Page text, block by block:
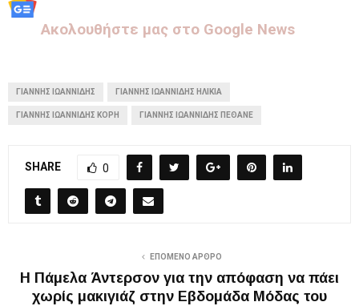
Aκολουθήστε μας στo Google News
ΓΙΆΝΝΗΣ ΙΩΑΝΝΊΔΗΣ ΓΙΆΝΝΗΣ ΙΩΑΝΝΊΔΗΣ ΗΛΙΚΊΑ
ΓΙΆΝΝΗΣ ΙΩΑΝΝΊΔΗΣ ΚΌΡΗ ΓΙΆΝΝΗΣ ΙΩΑΝΝΊΔΗΣ ΠΈΘΑΝΕ
SHARE 0
ΕΠΌΜΕΝΟ ΆΡΘΡΟ
Η Πάμελα Άντερσον για την απόφαση να πάει
χωρίς μακιγιάζ στην Εβδομάδα Μόδας του